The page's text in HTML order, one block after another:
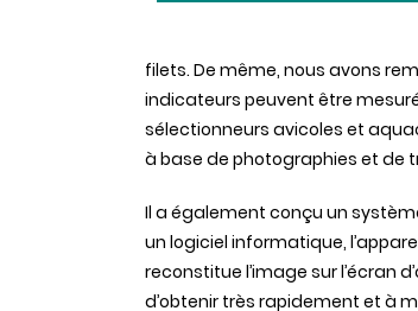
filets. De même, nous avons
indicateurs peuvent être
sélectionneurs avicoles et
à base de photographies et de
Il a également conçu un
un logiciel informatique,
reconstitue l’image sur l’écran
d’obtenir très rapidement et à